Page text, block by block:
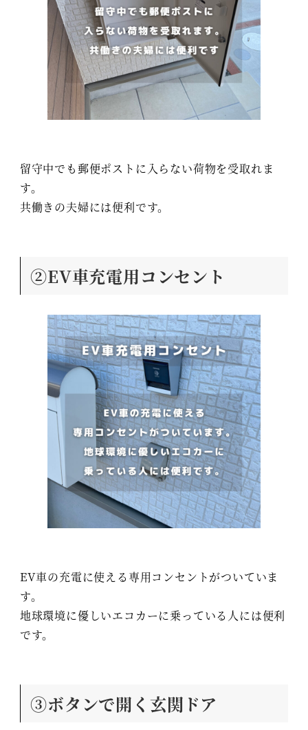
留守中でも郵便ポストに入らない荷物を受取れま
す。
共働きの夫婦には便利です。
②EV車充電用コンセント
EV車の充電に使える専用コンセントがついていま
す。
地球環境に優しいエコカーに乗っている人には便利
です。
③ボタンで開く玄関ドア